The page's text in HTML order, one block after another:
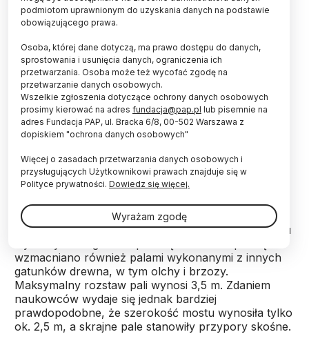
grodzisk Warmii i Mazur”, finansowanego z
Narodowego Programu Rozwoju Humanistyki –
dr hab. Zbigniew Kobyliński z Instytutu Archeologii
Uniwersytetu Kardynała Stefana Wyszyńskiego
(UKSW) w Warszawie.
Odkrycia dokonała ekipa archeologów podwodnych
pracujących pod kierunkiem dr. hab. Andrzeja
Archeologii Uniwersytetu Mikołaja Kopernika w
Toruniu.
Naukowcy natknęli się na rzędy pali prowadzące z
wyspy w kierunku północnym. Do konstrukcji mostu
wzmacniano również palami wykonanymi z innych
gatunków drewna, w tym olchy i brzozy.
Maksymalny rozstaw pali wynosi 3,5 m. Zdaniem
naukowców wydaje się jednak bardziej
prawdopodobne, że szerokość mostu wynosiła tylko
ok. 2,5 m, a skrajne pale stanowiły przypory skośne.
podmiotom uprawnionym do uzyskania danych na podstawie
obowiązującego prawa.
Osoba, której dane dotyczą, ma prawo dostępu do danych,
sprostowania i usunięcia danych, ograniczenia ich
przetwarzania. Osoba może też wycofać zgodę na
przetwarzanie danych osobowych.
Wszelkie zgłoszenia dotyczące ochrony danych osobowych
prosimy kierować na adres fundacja@pap.pl lub pisemnie na
adres Fundacja PAP, ul. Bracka 6/8, 00-502 Warszawa z
dopiskiem "ochrona danych osobowych"
Więcej o zasadach przetwarzania danych osobowych i
przysługujących Użytkownikowi prawach znajduje się w
Polityce prywatności. Dowiedz się więcej.
Wyrażam zgodę